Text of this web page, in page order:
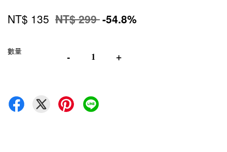
NT$ 135 NT$ 299-54.8%
數量 - +